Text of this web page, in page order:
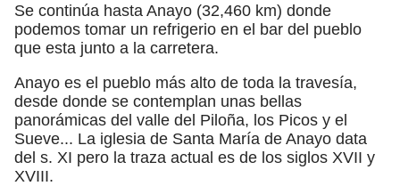
Se continúa hasta Anayo (32,460 km) donde
podemos tomar un refrigerio en el bar del pueblo
que esta junto a la carretera.
Anayo es el pueblo más alto de toda la travesía,
desde donde se contemplan unas bellas
panorámicas del valle del Piloña, los Picos y el
Sueve... La iglesia de Santa María de Anayo data
del s. XI pero la traza actual es de los siglos XVII y
XVIII.